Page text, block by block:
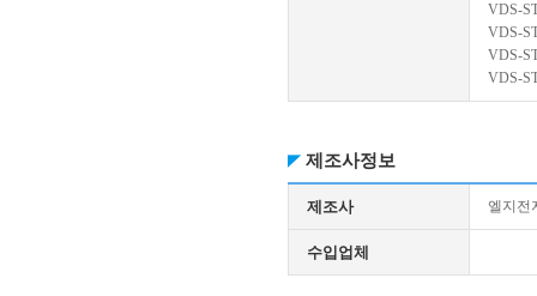
VDS-
VDS-
VDS-
VDS-
제조사정보
제조사 엘지전
수입업체